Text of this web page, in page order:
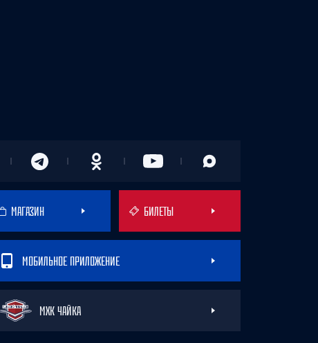
МАГАЗИН БИЛЕТЫ
МОБИЛЬНОЕ ПРИЛОЖЕНИЕ
МХК ЧАЙКА